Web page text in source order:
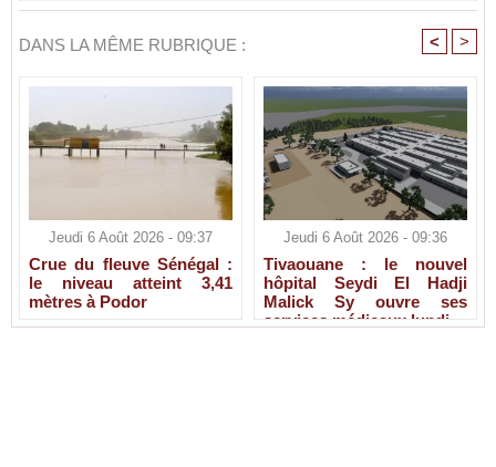
DANS LA MÊME RUBRIQUE : < >
Jeudi 6 Août 2026 - 09:37
Crue du fleuve Sénégal :
le niveau atteint 3,41
mètres à Podor
Jeudi 6 Août 2026 - 09:36
Tivaouane : le nouvel
hôpital Seydi El Hadji
Malick Sy ouvre ses
services médicaux lundi